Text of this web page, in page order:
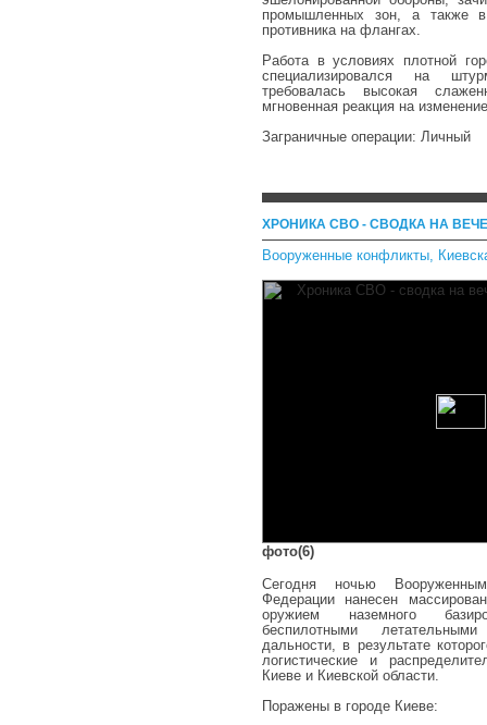
промышленных зон, а также в
противника на флангах.
Работа в условиях плотной
специализировался на
требовалась высокая
мгновенная реакция на
Заграничные операции: Личный
ХРОНИКА СВО - СВОДКА НА
Вооруженные конфликты,
фото(6)
Сегодня ночью
Федерации нанесен
оружием наземного
беспилотными
дальности, в результате
логистические и
Киеве и Киевской области.
Поражены в городе Киеве: